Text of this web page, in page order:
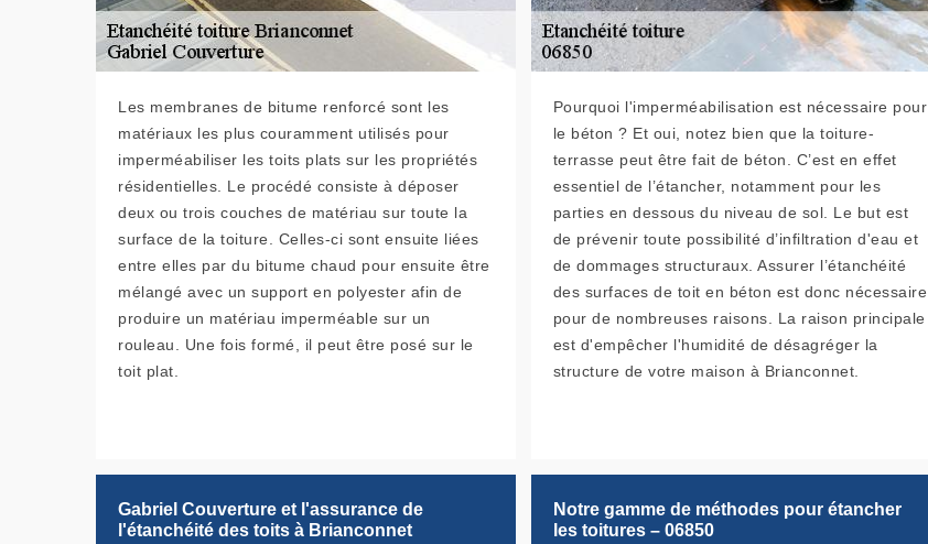
Les membranes de bitume renforcé sont les
matériaux les plus couramment utilisés pour
imperméabiliser les toits plats sur les propriétés
résidentielles. Le procédé consiste à déposer
deux ou trois couches de matériau sur toute la
surface de la toiture. Celles-ci sont ensuite liées
entre elles par du bitume chaud pour ensuite être
mélangé avec un support en polyester afin de
produire un matériau imperméable sur un
rouleau. Une fois formé, il peut être posé sur le
toit plat.
Pourquoi l'imperméabilisation est nécessaire pour
le béton ? Et oui, notez bien que la toiture-
terrasse peut être fait de béton. C’est en effet
essentiel de l’étancher, notamment pour les
parties en dessous du niveau de sol. Le but est
de prévenir toute possibilité d’infiltration d'eau et
de dommages structuraux. Assurer l’étanchéité
des surfaces de toit en béton est donc nécessaire
pour de nombreuses raisons. La raison principale
est d'empêcher l'humidité de désagréger la
structure de votre maison à Brianconnet.
Gabriel Couverture et l'assurance de
l'étanchéité des toits à Brianconnet
Notre gamme de méthodes pour étancher
les toitures – 06850